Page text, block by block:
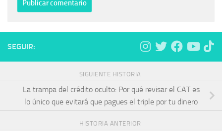
SEGUIR:
SIGUIENTE HISTORIA
La trampa del crédito oculto: Por qué revisar el CAT es
lo único que evitará que pagues el triple por tu dinero
HISTORIA ANTERIOR